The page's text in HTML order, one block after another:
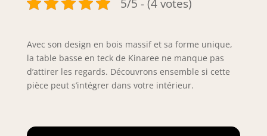
Avec son design en bois massif et sa forme unique,
la table basse en teck de Kinaree ne manque pas
d’attirer les regards. Découvrons ensemble si cette
pièce peut s’intégrer dans votre intérieur.